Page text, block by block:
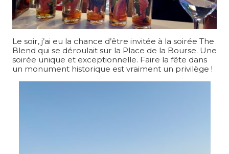
Le soir, j’ai eu la chance d’être invitée à la soirée The
Blend qui se déroulait sur la Place de la Bourse. Une
soirée unique et exceptionnelle. Faire la fête dans
un monument historique est vraiment un privilège !